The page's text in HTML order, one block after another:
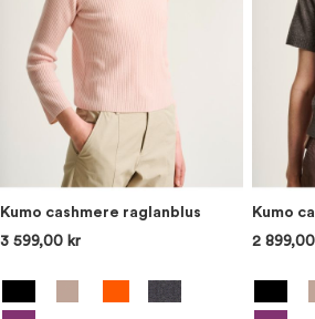
Kumo cashmere raglanblus
3 599,00 kr
Kumo
2